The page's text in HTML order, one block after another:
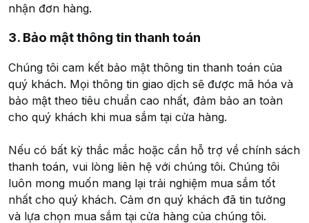
nhận đơn hàng.
3. Bảo mật thông tin thanh toán
Chúng tôi cam kết bảo mật thông tin thanh toán của
quý khách. Mọi thông tin giao dịch sẽ được mã hóa và
bảo mật theo tiêu chuẩn cao nhất, đảm bảo an toàn
cho quý khách khi mua sắm tại cửa hàng.
Nếu có bất kỳ thắc mắc hoặc cần hỗ trợ về chính sách
thanh toán, vui lòng liên hệ với chúng tôi. Chúng tôi
luôn mong muốn mang lại trải nghiệm mua sắm tốt
nhất cho quý khách. Cảm ơn quý khách đã tin tưởng
và lựa chọn mua sắm tại cửa hàng của chúng tôi.